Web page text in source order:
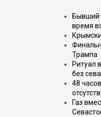
Бывший
время
Трампа
Ритуал
без
48
Газ